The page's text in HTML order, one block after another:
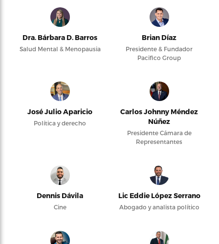
Dra. Bárbara D. Barros
Salud Mental & Menopausia
Brian Díaz
Presidente & Fundador
Pacifico Group
José Julio Aparicio
Política y derecho
Carlos Johnny Méndez
Núñez
Presidente Cámara de
Representantes
Dennis Dávila
Cine
Lic Eddie López Serrano
Abogado y analista político